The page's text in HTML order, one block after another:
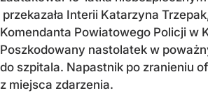
przekazała Interii Katarzyna
Komendanta Powiatowego Policji w
Poszkodowany nastolatek w
do szpitala. Napastnik po zranieniu
z miejsca zdarzenia.